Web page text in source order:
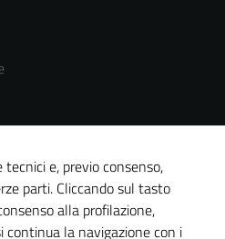
e, previo consenso,
parti. Cliccando sul tasto
alla profilazione,
continua la navigazione con i